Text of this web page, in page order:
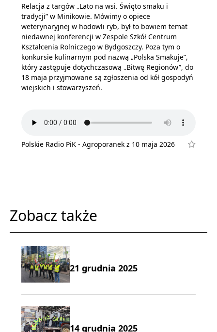
Relacja z targów „Lato na wsi. Święto smaku i
tradycji” w Minikowie. Mówimy o opiece
weterynaryjnej w hodowli ryb, był to bowiem temat
niedawnej konferencji w Zespole Szkół Centrum
Kształcenia Rolniczego w Bydgoszczy. Poza tym o
konkursie kulinarnym pod nazwą „Polska Smakuje”,
który zastępuje dotychczasową „Bitwę Regionów”, do
18 maja przyjmowane są zgłoszenia od kół gospodyń
wiejskich i stowarzyszeń.
Polskie Radio PiK - Agroporanek z 10 maja 2026
Zobacz także
21 grudnia 2025
14 grudnia 2025